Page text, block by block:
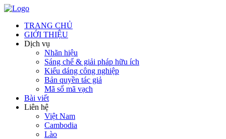
TRANG CHỦ
GIỚI THIỆU
Dịch vụ
Nhãn hiệu
Sáng chế & giải pháp hữu ích
Kiểu dáng công nghiệp
Bản quyền tác giả
Mã số mã vạch
Bài viết
Liên hệ
Việt Nam
Cambodia
Lào